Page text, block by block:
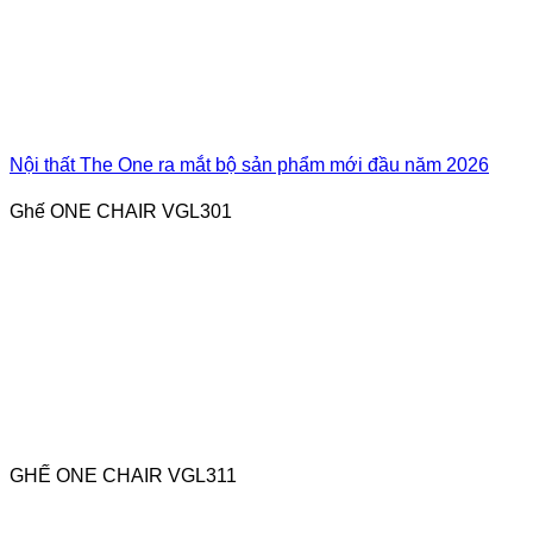
Nội thất The One ra mắt bộ sản phẩm mới đầu năm 2026
Ghế ONE CHAIR VGL301
GHẾ ONE CHAIR VGL311